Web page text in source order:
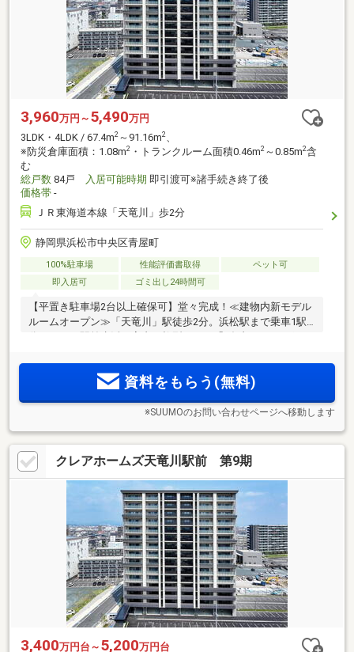
3,960万円～ 5,490万円
3LDK・4LDK / 67.4m2 ～91.16m2 、
※防災倉庫面積：1.08m2 ・トランクルーム面積0.46m2 ～0.85m2含
む
総戸数 84戸 入居可能時期 即引渡可※諸手続き終了後
価格帯 -
ＪＲ東海道本線「天竜川」歩2分
静岡県浜松市中央区青屋町
100%駐車場 性能評価書取得
ペット可
即入居可
ゴミ出し24時間可
【平置き駐車場2台以上確保可】堂々完成！≪建物内新モデル
ルームオープン≫「天竜川」駅徒歩2分。浜松駅まで乗車1駅4
なIoT対応マンション
資料をもらう(無料)
※SUUMOのお問い合わせページへ移動します
クレアホームズ天竜川駅前 第9期
3,400万円台～ 5,200万円台